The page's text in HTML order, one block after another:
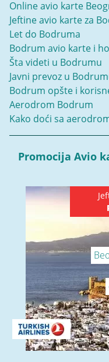
Online avio karte
Jeftine avio karte za
Let do Bodruma
Bodrum avio karte i
Šta videti u Bodrumu
Javni prevoz u
Bodrum opšte i
Aerodrom Bodrum
Kako doći sa
Promocija Avio